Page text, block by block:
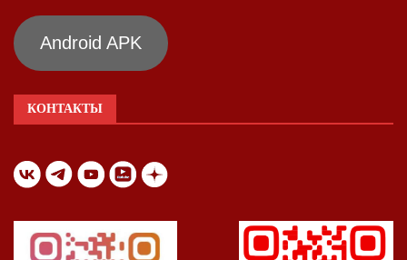
Android APK
КОНТАКТЫ